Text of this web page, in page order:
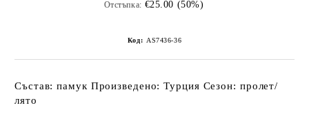
Отстъпка: €25.00 (50%)
Код: AS7436-36
Състав: памук Произведено: Турция Сезон: пролет/
лято